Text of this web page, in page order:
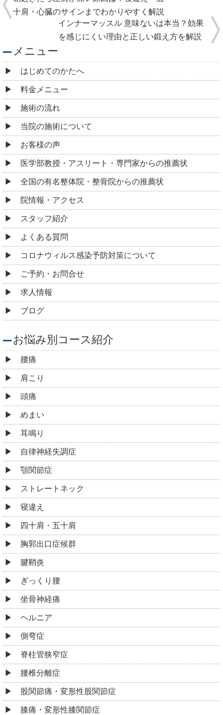
十肩・心臓のサインまでわかりやすく解説
インナーマッスル 意味ないは本当？効果
を感じにくい理由と正しい鍛え方を解説
メニュー
はじめてのかたへ
料金メニュー
施術の流れ
当院の施術について
お客様の声
医学部教授・アスリート・専門家からの推薦状
全国の有名整体院・整骨院からの推薦状
院情報・アクセス
スタッフ紹介
よくある質問
コロナウィルス感染予防対策について
ご予約・お問合せ
求人情報
ブログ
お悩み別コース紹介
腰痛
肩こり
頭痛
めまい
耳鳴り
自律神経失調症
顎関節症
ストレートネック
寝違え
四十肩・五十肩
胸郭出口症候群
腱鞘炎
ぎっくり腰
坐骨神経痛
ヘルニア
側弯症
脊柱管狭窄症
腰椎分離症
股関節痛・変形性股関節症
膝痛・変形性膝関節症